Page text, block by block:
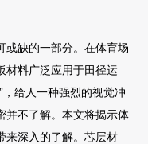
或缺的一部分。在体育场
材料广泛应用于田径运
给人一种强烈的视觉冲
并不了解。本文将揭示体
来深入的了解。芯层材